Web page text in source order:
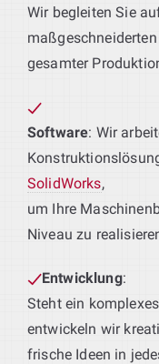
Wir begleiten Sie
gesamter
Software: Wir
SolidWorks,
um Ihre
Niveau zu
Entwicklung:
Steht ein
entwickeln wir
frische Ideen in